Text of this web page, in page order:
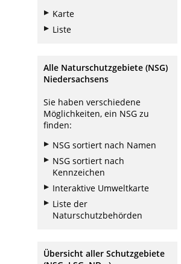
Karte
Liste
Alle Naturschutzgebiete (NSG)
Niedersachsens
Sie haben verschiedene
Möglichkeiten, ein NSG zu
finden:
NSG sortiert nach Namen
NSG sortiert nach
Kennzeichen
Interaktive Umweltkarte
Liste der
Naturschutzbehörden
Übersicht aller Schutzgebiete